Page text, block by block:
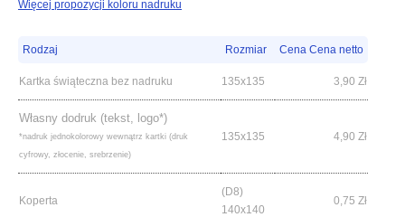
Więcej propozycji koloru nadruku
Rodzaj Rozmiar Cena Cena netto
Kartka świąteczna bez nadruku 135x135 3,90 Zł
Własny dodruk (tekst, logo*)
*nadruk jednokolorowy wewnątrz kartki (druk
cyfrowy, złocenie, srebrzenie)
135x135 4,90 Zł
Koperta
(D8)
140x140
0,75 Zł